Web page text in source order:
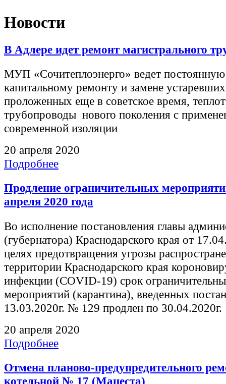
Новости
В Адлере идет ремонт магистрального
МУП «Сочитеплоэнерго» ведет
капитальному ремонту и замене
проложенных еще в советское время,
трубопроводы нового поколения с
современной изоляции
20 апреля 2020
Подробнее
Продление ограничительных
апреля 2020 года
Во исполнение постановления главы
(губернатора) Краснодарского края от
целях предотвращения угрозы
территории Краснодарского края
инфекции (COVID-19) срок
мероприятий (карантина), введенных
13.03.2020г. № 129 продлен по 30.04.2020г.
20 апреля 2020
Подробнее
Отмена планово-предупредительного
котельной № 17 (Мацеста)